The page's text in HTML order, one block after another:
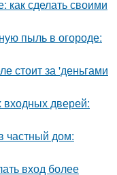
как сделать своими
пыль в огороде:
стоит за 'деньгами
дверей:
частный дом:
вход более